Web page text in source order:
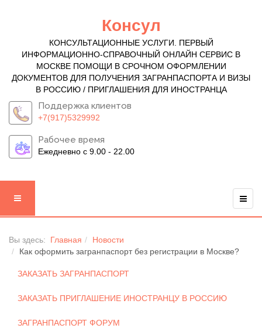
Консул
КОНСУЛЬТАЦИОННЫЕ УСЛУГИ. ПЕРВЫЙ
ИНФОРМАЦИОННО-СПРАВОЧНЫЙ ОНЛАЙН СЕРВИС В
МОСКВЕ ПОМОЩИ В СРОЧНОМ ОФОРМЛЕНИИ
ДОКУМЕНТОВ ДЛЯ ПОЛУЧЕНИЯ ЗАГРАНПАСПОРТА И ВИЗЫ
В РОССИЮ / ПРИГЛАШЕНИЯ ДЛЯ ИНОСТРАНЦА
Поддержка клиентов
+7(917)5329992
Рабочее время
Ежедневно с 9.00 - 22.00
Вы здесь: Главная
Новости
Как оформить загранпаспорт без регистрации в Москве?
ЗАКАЗАТЬ ЗАГРАНПАСПОРТ
ЗАКАЗАТЬ ПРИГЛАШЕНИЕ ИНОСТРАНЦУ В РОССИЮ
ЗАГРАНПАСПОРТ ФОРУМ